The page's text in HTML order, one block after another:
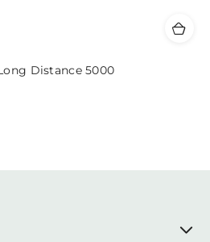
Distance 5000